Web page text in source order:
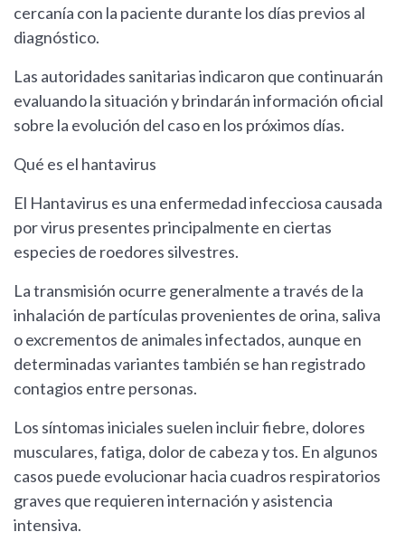
cercanía con la paciente durante los días previos al
diagnóstico.
Las autoridades sanitarias indicaron que continuarán
evaluando la situación y brindarán información oficial
sobre la evolución del caso en los próximos días.
Qué es el hantavirus
El Hantavirus es una enfermedad infecciosa causada
por virus presentes principalmente en ciertas
especies de roedores silvestres.
La transmisión ocurre generalmente a través de la
inhalación de partículas provenientes de orina, saliva
o excrementos de animales infectados, aunque en
determinadas variantes también se han registrado
contagios entre personas.
Los síntomas iniciales suelen incluir fiebre, dolores
musculares, fatiga, dolor de cabeza y tos. En algunos
casos puede evolucionar hacia cuadros respiratorios
graves que requieren internación y asistencia
intensiva.